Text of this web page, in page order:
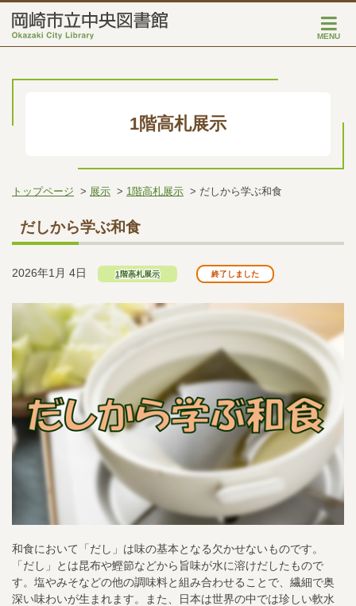
MENU
1階高札展示
トップページ 展示 1階高札展示 だしから学ぶ和食
だしから学ぶ和食
2026年1月 4日 1階高札展示 終了しました
和食において「だし」は味の基本となる欠かせないものです。
「だし」とは昆布や鰹節などから旨味が水に溶けだしたもので
す。塩やみそなどの他の調味料と組み合わせることで、繊細で奥
深い味わいが生まれます。また、日本は世界の中では珍しい軟水